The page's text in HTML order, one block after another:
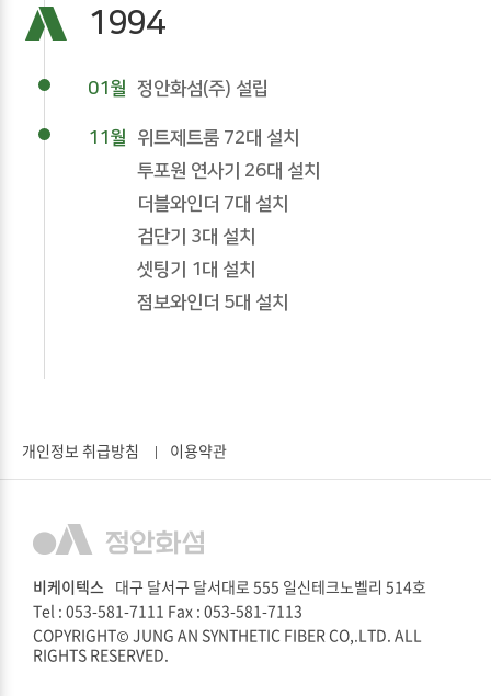
1994
01월 정안화섬(주) 설립
11월
위트제트룸 72대 설치
투포원 연사기 26대 설치
더블와인더 7대 설치
검단기 3대 설치
셋팅기 1대 설치
점보와인더 5대 설치
개인정보 취급방침 이용약관
비케이텍스 대구 달서구 달서대로 555 일신테크노벨리 514호
Tel : 053-581-7111 Fax : 053-581-7113
COPYRIGHT© JUNG AN SYNTHETIC FIBER CO,.LTD. ALL
RIGHTS RESERVED.